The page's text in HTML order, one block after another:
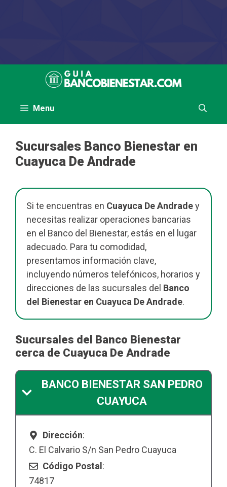
Menu
Sucursales Banco Bienestar en
Cuayuca De Andrade
Si te encuentras en Cuayuca De Andradey
necesitas realizar operaciones bancarias
en el Banco del Bienestar, estás en el lugar
adecuado. Para tu comodidad,
presentamos información clave,
incluyendo números telefónicos, horarios y
direcciones de las sucursales del Banco
del Bienestar en Cuayuca De Andrade.
Sucursales del Banco Bienestar
cerca de Cuayuca De Andrade
BANCO BIENESTAR SAN PEDRO
CUAYUCA
Dirección:
C. El Calvario S/n San Pedro Cuayuca
Código Postal :
74817